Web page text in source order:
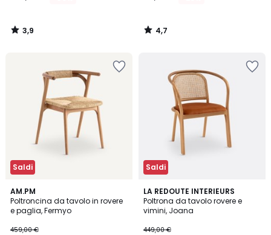
3,9
/
4,7
/
Saldi
AM.PM
Poltroncina da tavolo in rovere
e paglia, Fermyo
459,00 €
4,4
/ 5
Saldi
LA REDOUTE INTERIEURS
Poltrona da tavolo rovere e
vimini, Joana
449,00 €
4,2
/ 5